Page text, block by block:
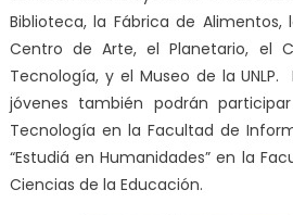
Biblioteca, la Fábrica de Alimentos,
Centro de Arte, el Planetario, el
Tecnología, y el Museo de la
jóvenes también podrán
Tecnología en la Facultad de
“Estudiá en Humanidades” en la
Ciencias de la Educación.